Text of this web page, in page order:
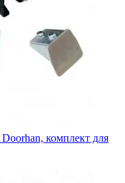
комплект для